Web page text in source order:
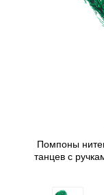
Помпоны
танцев с